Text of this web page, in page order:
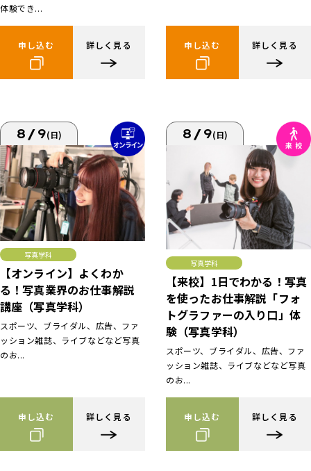
体験でき...
申し込む 詳しく見る 申し込む 詳しく見る
8/9(日)
写真学科
【オンライン】よくわか
る！写真業界のお仕事解説
講座（写真学科）
スポーツ、ブライダル、広告、ファ
ッション雑誌、ライブなどなど写真
のお...
申し込む 詳しく見る
8/9(日)
写真学科
【来校】1日でわかる！写真
を使ったお仕事解説「フォ
トグラファーの入り口」体
験（写真学科）
スポーツ、ブライダル、広告、ファ
ッション雑誌、ライブなどなど写真
のお...
申し込む 詳しく見る